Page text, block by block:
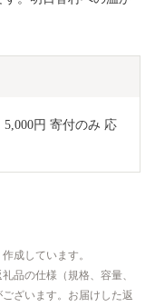
5,000円 寄付のみ 応
成しています。
品の仕様（規格、容量、
ざいます。お届けした返